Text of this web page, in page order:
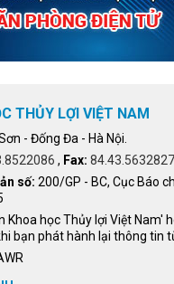
THỦY LỢI VIỆT NAM
- Đống Đa - Hà Nội.
, Fax: 84.43.5632827
số: 200/GP - BC, Cục Báo
Khoa học Thủy lợi Việt Nam'
bạn phát hành lại thông tin